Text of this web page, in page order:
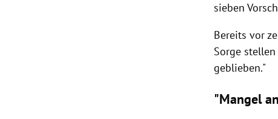
sieben
Bereits vor
Sorge
geblieben."
"Mangel